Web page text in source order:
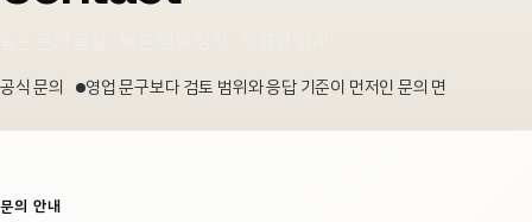
공식 문의 영업 문구보다 검토 범위와 응답 기준이 먼저인 문의 면
문의 안내